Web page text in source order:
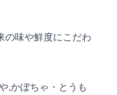
の味や鮮度にこだわ
,かぼちゃ・とうも